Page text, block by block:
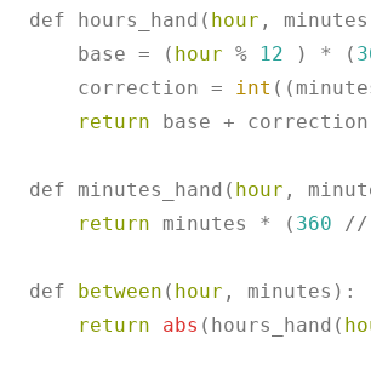
def hours_hand( hour ,
    base
= ( hour % 12 ) * (
    correction
= int
return base + correction
def minutes_hand( hour ,
return minutes * ( 360 //
def between ( hour , minutes):
return
abs (hours_hand(